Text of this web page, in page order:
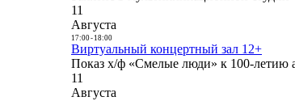
11
Августа
17:00- 18:00
Виртуальный концертный зал 12+
Показ х/ф «Смелые люди» к 100-летию
11
Августа